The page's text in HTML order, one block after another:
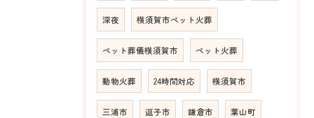
深夜 横須賀市ペット火葬
ペット葬儀横須賀市 ペット火葬
動物火葬 24時間対応 横須賀市
三浦市 逗子市 鎌倉市 葉山町